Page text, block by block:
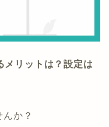
メリットは？設定は
か？